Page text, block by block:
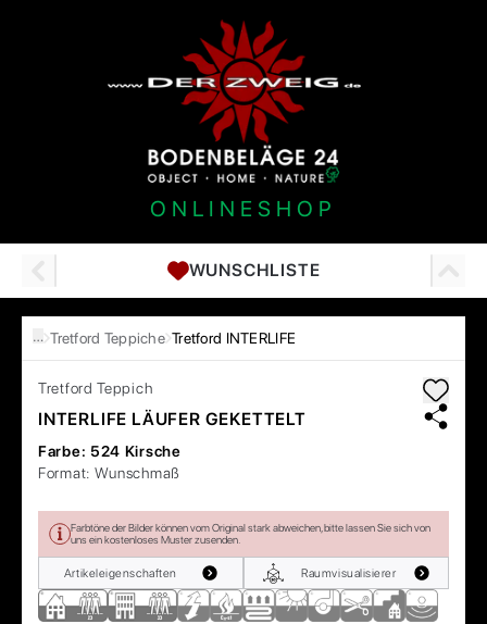
ONLINESHOP
WUNSCHLISTE
… Tretford Teppiche Tretford INTERLIFE
Tretford Teppich
INTERLIFE LÄUFER GEKETTELT
Farbe: 524 Kirsche
Format: Wunschmaß
Farbtöne der Bilder können vom Original stark abweichen, bitte lassen Sie sich von
uns ein kostenloses Muster zusenden.
Artikeleigenschaften Raumvisualisierer